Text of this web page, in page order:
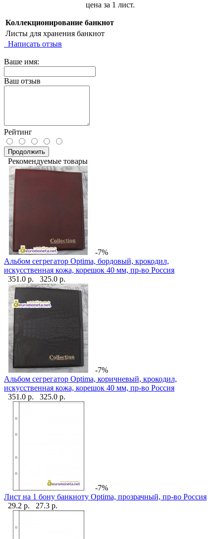
цена за 1 лист.
Коллекционирование банкнот
Листы для хранения банкнот
Написать отзыв
Ваше имя:
Ваш отзыв
Рейтинг
Продолжить
Рекомендуемые товары
-7%
Альбом сегрегатор Optima, бордовый, крокодил,
искусственная кожа, корешок 40 мм, пр-во Россия
351.0 р.
325.0 р.
-7%
Альбом сегрегатор Optima, коричневый, крокодил,
искусственная кожа, корешок 40 мм, пр-во Россия
351.0 р.
325.0 р.
-7%
Лист на 1 бону банкноту Optima, прозрачный, пр-во Россия
29.2 р.
27.3 р.